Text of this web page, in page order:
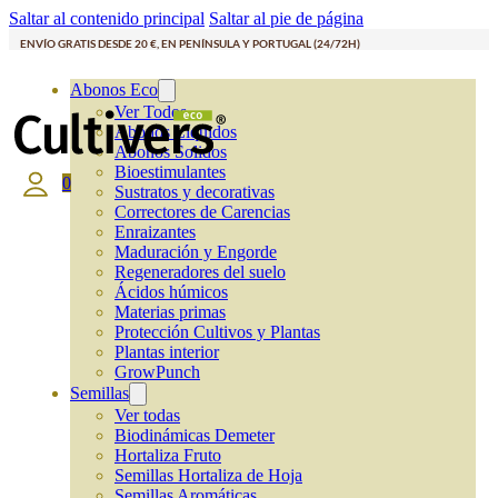
Saltar al contenido principal Saltar al pie de página
ENVÍO GRATIS DESDE 20 €, EN PENÍNSULA Y PORTUGAL (24/72H)
Abonos Eco
Ver Todos
Abonos Líquidos
Abonos Solidos
Bioestimulantes
Sustratos y decorativas
Correctores de Carencias
Enraizantes
Maduración y Engorde
Regeneradores del suelo
Ácidos húmicos
Materias primas
Protección Cultivos y Plantas
Plantas interior
GrowPunch
Semillas
Ver todas
Biodinámicas Demeter
Hortaliza Fruto
Semillas Hortaliza de Hoja
0